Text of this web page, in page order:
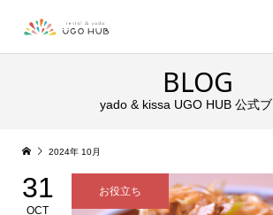
BLOG
yado & kissa UGO HUB 公式
2024年 10月
31
OCT
お役立ち